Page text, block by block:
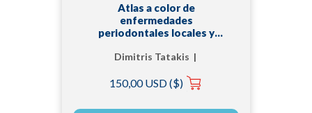
Atlas a color de
enfermedades
periodontales locales y
Dimitris Tatakis |
Laskaris
150,00 USD ($)